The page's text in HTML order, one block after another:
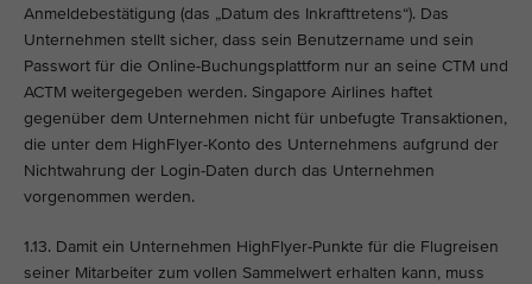
Anmeldebestätigung (das „Datum des Inkrafttretens“). Das
Unternehmen stellt sicher, dass sein Benutzername und sein
Passwort für die Online-Buchungsplattform nur an seine CTM und
ACTM weitergegeben werden. Singapore Airlines haftet
gegenüber dem Unternehmen nicht für unbefugte Transaktionen,
die unter dem HighFlyer-Konto des Unternehmens aufgrund der
Nichtwahrung der Login-Daten durch das Unternehmen
vorgenommen werden.
1.13. Damit ein Unternehmen HighFlyer-Punkte für die Flugreisen
seiner Mitarbeiter zum vollen Sammelwert erhalten kann, muss